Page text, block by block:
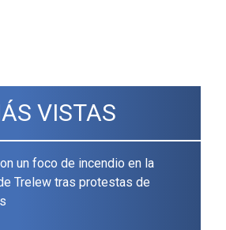
VISTAS
un foco de incendio en la
Trelew tras protestas de